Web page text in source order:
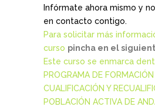
Infórmate ahora mismo y
en contacto contigo.
Para solicitar más
curso pincha en el
Este curso se enmarca
PROGRAMA DE
CUALIFICACIÓN Y
POBLACIÓN ACTIVA DE